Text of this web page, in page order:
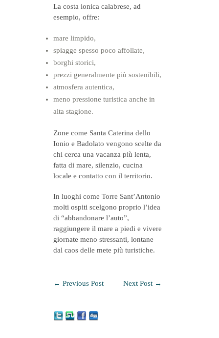
La costa ionica calabrese, ad
esempio, offre:
mare limpido,
spiagge spesso poco affollate,
borghi storici,
prezzi generalmente più sostenibili,
atmosfera autentica,
meno pressione turistica anche in
alta stagione.
Zone come Santa Caterina dello
Ionio e Badolato vengono scelte da
chi cerca una vacanza più lenta,
fatta di mare, silenzio, cucina
locale e contatto con il territorio.
In luoghi come Torre Sant’Antonio
molti ospiti scelgono proprio l’idea
di “abbandonare l’auto”,
raggiungere il mare a piedi e vivere
giornate meno stressanti, lontane
dal caos delle mete più turistiche.
← Previous Post Next Post →